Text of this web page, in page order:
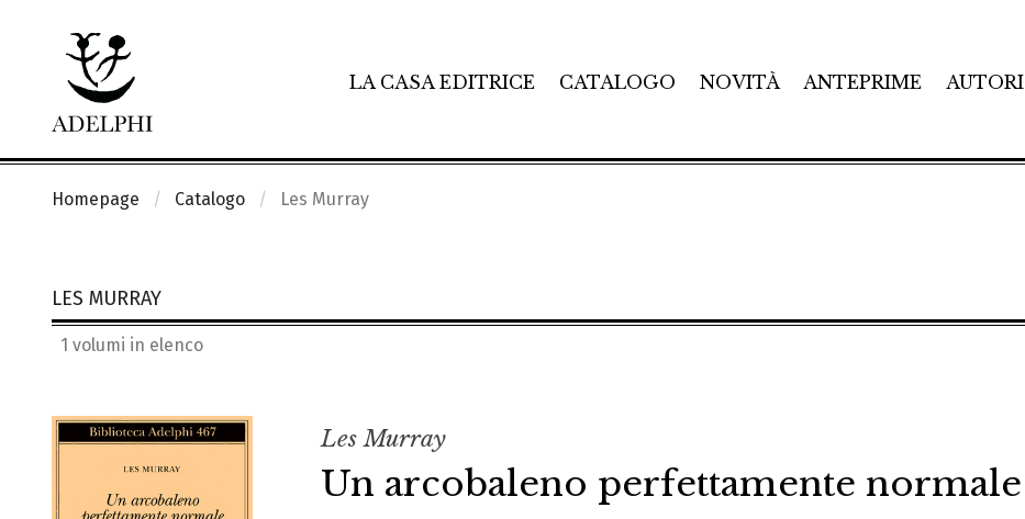
LA CASA EDITRICE CATALOGO NOVITÀ ANTEPRIME AUTORI
Homepage Catalogo Les Murray
LES MURRAY
1 volumi in elenco
Les Murray
Un arcobaleno perfettamente normale